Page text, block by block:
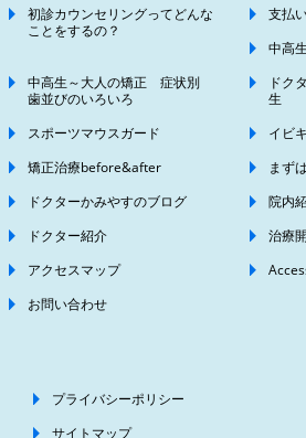
初診カウンセリングってどんな
ことをするの？
支払
中高
中高生～大人の矯正 症状別
歯並びのいろいろ
ドク
生
スポーツマウスガード
イビ
矯正治療before&after
まず
ドクターかみやすのブログ
院内
ドクター紹介
治療
アクセスマップ
お問い合わせ
プライバシーポリシー
サイトマップ